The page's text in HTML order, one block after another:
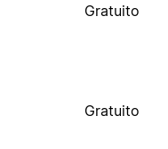
Gratuito
Gratuito